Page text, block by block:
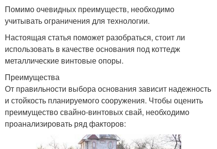
Помимо очевидных преимуществ, необходимо
учитывать ограничения для технологии.
Настоящая статья поможет разобраться, стоит ли
использовать в качестве основания под коттедж
металлические винтовые опоры.
Преимущества
От правильности выбора основания зависит надежность
и стойкость планируемого сооружения. Чтобы оценить
преимущество свайно-винтовых свай, необходимо
проанализировать ряд факторов: